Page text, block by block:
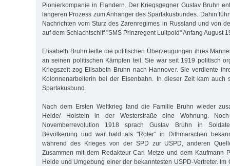
Pionierkompanie in Flandern. Der Kriegsgegner Gustav Bruhn
längeren Prozess zum Anhänger des Spartakusbundes. Dahin
Nachrichten vom Sturz des Zarenregimes in Russland und von
auf dem Schlachtschiff "SMS Prinzregent Luitpold" Anfang August
Elisabeth Bruhn teilte die politischen Überzeugungen ihres
an seinen politischen Kämpfen teil. Sie war seit 1919 politisch
Kriegszeit zog Elisabeth Bruhn nach Hannover. Sie verdiente
Kolonnenarbeiterin bei der Eisenbahn. In dieser Zeit kam auch
Spartakusbund.
Nach dem Ersten Weltkrieg fand die Familie Bruhn wieder
Heide/ Holstein in der Westerstraße eine Wohnung.
Novemberrevolution 1918 sprach Gustav Bruhn in
Bevölkerung und war bald als "Roter" in Dithmarschen
während des Krieges von der SPD zur USPD, anderen
Zusammen mit dem Redakteur Carl Metze und dem Kaufmann
Heide und Umgebung einer der bekanntesten USPD-Vertreter. Im